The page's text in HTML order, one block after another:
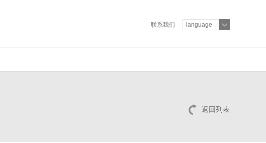
联系我们 language
返回列表